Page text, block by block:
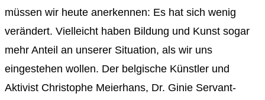
müssen wir heute anerkennen: Es hat sich wenig
verändert. Vielleicht haben Bildung und Kunst sogar
mehr Anteil an unserer Situation, als wir uns
eingestehen wollen. Der belgische Künstler und
Aktivist Christophe Meierhans, Dr. Ginie Servant-